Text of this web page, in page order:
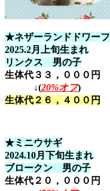
★ネザーランドドワーフ
2025.2月上旬生まれ
リンクス 男の子
生体代３３，０００円
↓(20%オフ)
生体代２６，４００円
★ミニウサギ
2024.10月下旬生まれ
ブロークン 男の子
生体代２０，０００円